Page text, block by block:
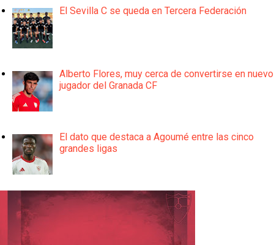
El Sevilla C se queda en Tercera Federación
Alberto Flores, muy cerca de convertirse en nuevo
jugador del Granada CF
El dato que destaca a Agoumé entre las cinco
grandes ligas